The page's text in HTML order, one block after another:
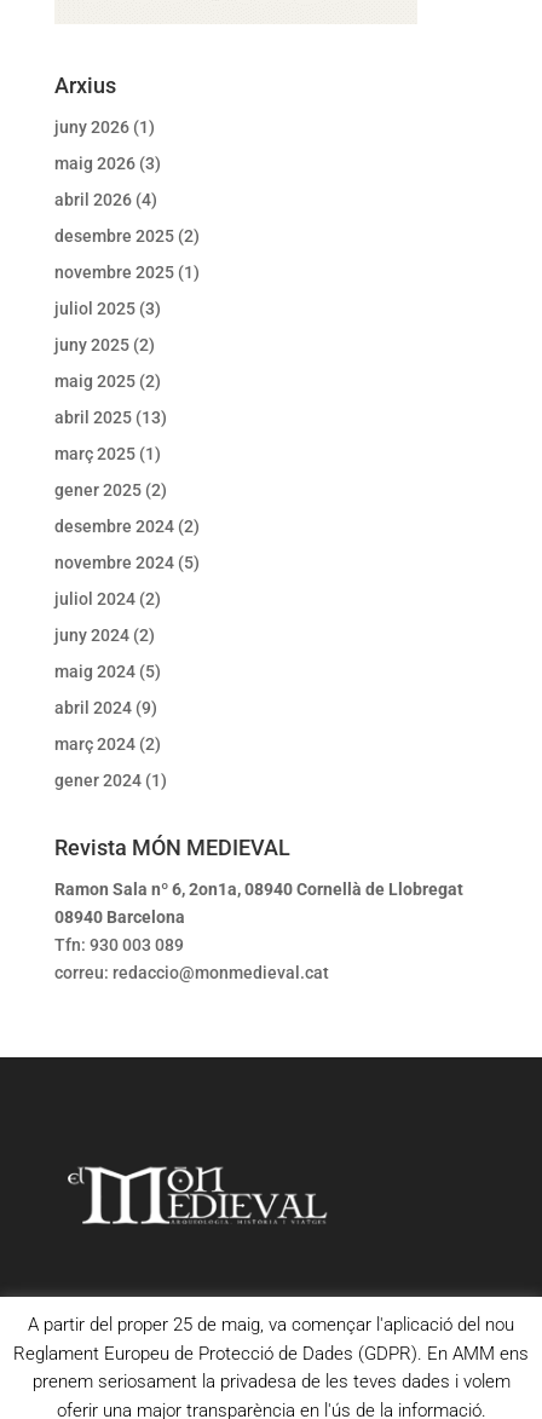
Arxius
juny 2026(1)
maig 2026(3)
abril 2026(4)
desembre 2025(2)
novembre 2025(1)
juliol 2025(3)
juny 2025(2)
maig 2025(2)
abril 2025(13)
març 2025(1)
gener 2025(2)
desembre 2024(2)
novembre 2024(5)
juliol 2024(2)
juny 2024(2)
maig 2024(5)
abril 2024(9)
març 2024(2)
gener 2024(1)
Revista MÓN MEDIEVAL
Ramon Sala nº 6, 2on1a, 08940 Cornellà de Llobregat
08940 Barcelona
Tfn: 930 003 089
correu: redaccio@monmedieval.cat
A partir del proper 25 de maig, va començar l'aplicació del nou
Reglament Europeu de Protecció de Dades (GDPR). En AMM ens
prenem seriosament la privadesa de les teves dades i volem
oferir una major transparència en l'ús de la informació.